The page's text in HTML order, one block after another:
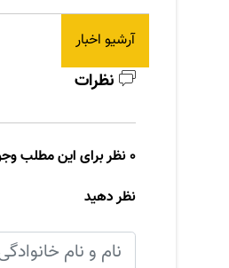
آرشیو اخبار
نظرات
نظر دهید